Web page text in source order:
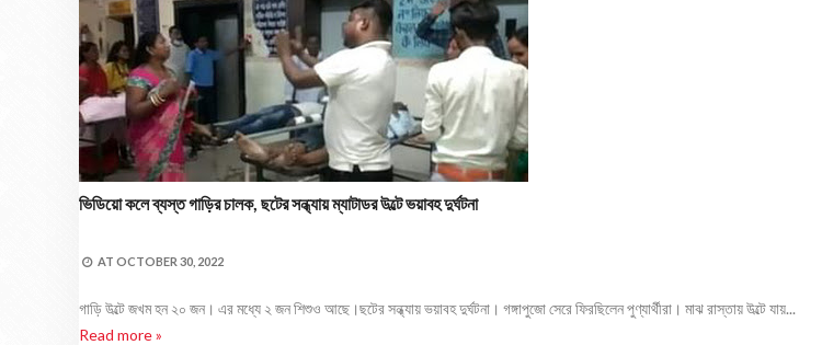
ভিডিয়ো কলে ব্যস্ত গাড়ির চালক, ছটের সন্ধ্যায় ম্যাটাডর উল্টে ভয়াবহ দুর্ঘটনা
AT OCTOBER 30, 2022
গাড়ি উল্টে জখম হন ২০ জন। এর মধ্যে ২ জন শিশুও আছে।ছটের সন্ধ্যায় ভয়াবহ দুর্ঘটনা। গঙ্গাপুজো সেরে ফিরছিলেন পুণ্যার্থীরা। মাঝ রাস্তায় উল্টে যায়...
Read more »